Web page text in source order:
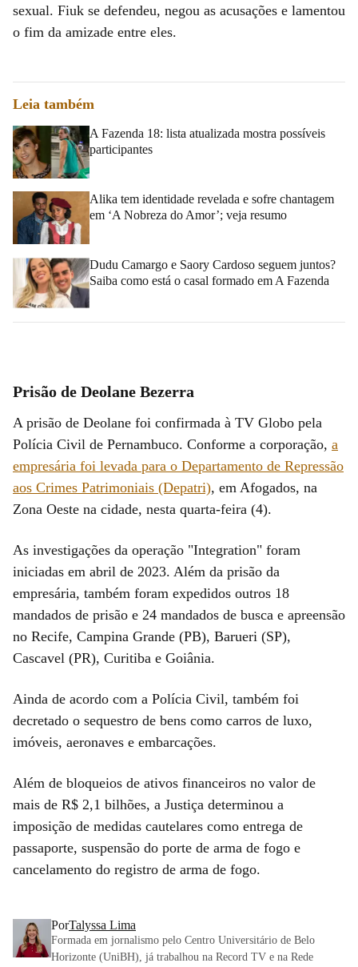
sexual. Fiuk se defendeu, negou as acusações e lamentou
o fim da amizade entre eles.
Leia também
A Fazenda 18: lista atualizada mostra possíveis
participantes
Alika tem identidade revelada e sofre chantagem
em ‘A Nobreza do Amor’; veja resumo
Dudu Camargo e Saory Cardoso seguem juntos?
Saiba como está o casal formado em A Fazenda
Prisão de Deolane Bezerra
A prisão de Deolane foi confirmada à TV Globo pela
Polícia Civil de Pernambuco. Conforme a corporação, a
empresária foi levada para o Departamento de Repressão
aos Crimes Patrimoniais (Depatri), em Afogados, na
Zona Oeste na cidade, nesta quarta-feira (4).
As investigações da operação "Integration" foram
iniciadas em abril de 2023. Além da prisão da
empresária, também foram expedidos outros 18
mandados de prisão e 24 mandados de busca e apreensão
no Recife, Campina Grande (PB), Barueri (SP),
Cascavel (PR), Curitiba e Goiânia.
Ainda de acordo com a Polícia Civil, também foi
decretado o sequestro de bens como carros de luxo,
imóveis, aeronaves e embarcações.
Além de bloqueios de ativos financeiros no valor de
mais de R$ 2,1 bilhões, a Justiça determinou a
imposição de medidas cautelares como entrega de
passaporte, suspensão do porte de arma de fogo e
cancelamento do registro de arma de fogo.
PorTalyssa Lima
Formada em jornalismo pelo Centro Universitário de Belo
Horizonte (UniBH), já trabalhou na Record TV e na Rede